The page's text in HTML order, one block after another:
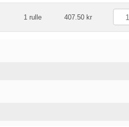
1 rulle 407.50 kr